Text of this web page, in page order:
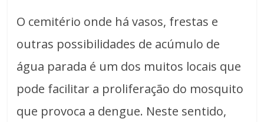
O cemitério onde há vasos, frestas e
outras possibilidades de acúmulo de
água parada é um dos muitos locais que
pode facilitar a proliferação do mosquito
que provoca a dengue. Neste sentido,